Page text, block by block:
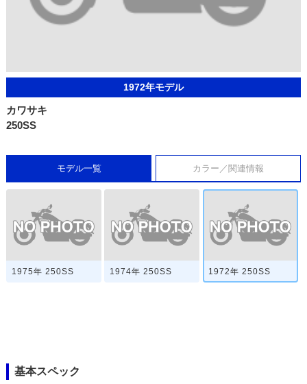
1972年モデル
カワサキ
250SS
モデル一覧 カラー／関連情報
1975年 250SS 1974年 250SS 1972年 250SS
基本スペック